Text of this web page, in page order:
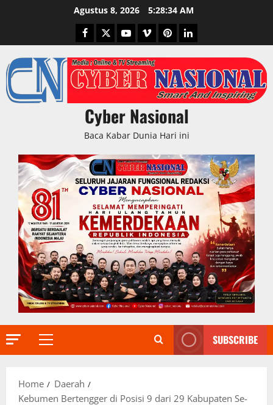
Agustus 8, 2026 5:28:35 AM
Facebook
TwitterYoutubeVimeoPinterestLinkedIn
Cyber Nasional
Baca Kabar Dunia Hari ini
Primary
SUBSCRIBE
Home
Daerah
Kebumen Bertengger di Posisi 9 dari 29 Kabupaten Se-